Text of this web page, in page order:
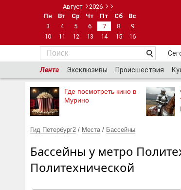
Август
2026
Пн
Вт Ср Чт Пт Сб
Вс
3
4 5 6 7 8
9
10
11 12 13 14 15 16
Лента Эксклюзивы Происшествия
Где посмотреть кино в
Мурино
Гид Петербург2 / Места / Бассейны
Бассейны у метро
Политехнической